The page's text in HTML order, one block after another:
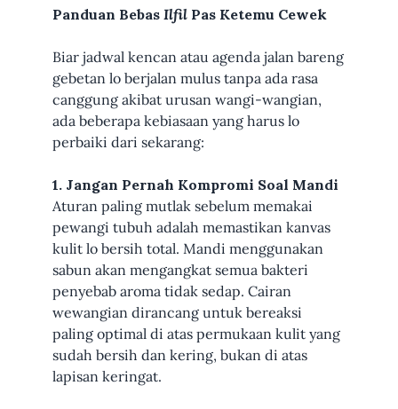
Panduan Bebas IlfilPas Ketemu Cewek
Biar jadwal kencan atau agenda jalan bareng
gebetan lo berjalan mulus tanpa ada rasa
canggung akibat urusan wangi-wangian,
ada beberapa kebiasaan yang harus lo
perbaiki dari sekarang:
1. Jangan Pernah Kompromi Soal Mandi
Aturan paling mutlak sebelum memakai
pewangi tubuh adalah memastikan kanvas
kulit lo bersih total. Mandi menggunakan
sabun akan mengangkat semua bakteri
penyebab aroma tidak sedap. Cairan
wewangian dirancang untuk bereaksi
paling optimal di atas permukaan kulit yang
sudah bersih dan kering, bukan di atas
lapisan keringat.